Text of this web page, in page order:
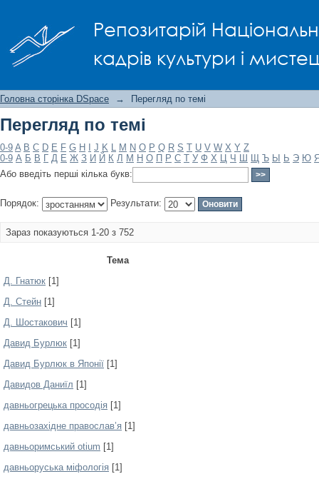
Репозитарій
кадрів культури і
Головна сторінка DSpace → Перегляд по темі
Перегляд по темі
0-9 A B C D E F G H J K L M N O P Q R S T U V W X Y Z
0-9 А Б В Г Д Е Ж З И Й К Л М Н О П Р С Т У Ф Х Ц Ч Ш Щ Ъ Ы Ь Э Ю
Або введіть перші кілька букв:
Порядок: Результати:
Зараз показуються 1-20 з 752
Тема
Д. Гнатюк [1]
Д. Стейн [1]
Д. Шостакович [1]
Давид Бурлюк [1]
Давид Бурлюк в Японії [1]
Давидов Даниїл [1]
давньогрецька просодія [1]
давньозахідне православ’я [1]
давньоримський otium [1]
давньоруська міфологія [1]